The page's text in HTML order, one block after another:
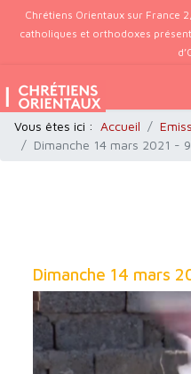
Chrétiens Orientaux sur France
catholiques et orthodoxes
Vous êtes ici : Accueil
Dimanche 14 mars 2021 -
Dimanche 14 mars